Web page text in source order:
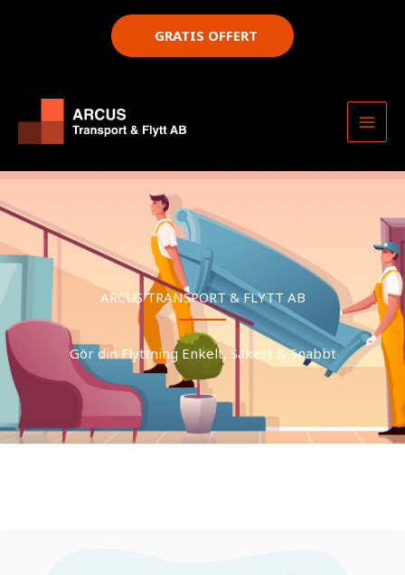
GRATIS OFFERT
ARCUS TRANSPORT & FLYTT AB
​​​​Gör din Flyttning Enkelt, Säkert & Snabbt